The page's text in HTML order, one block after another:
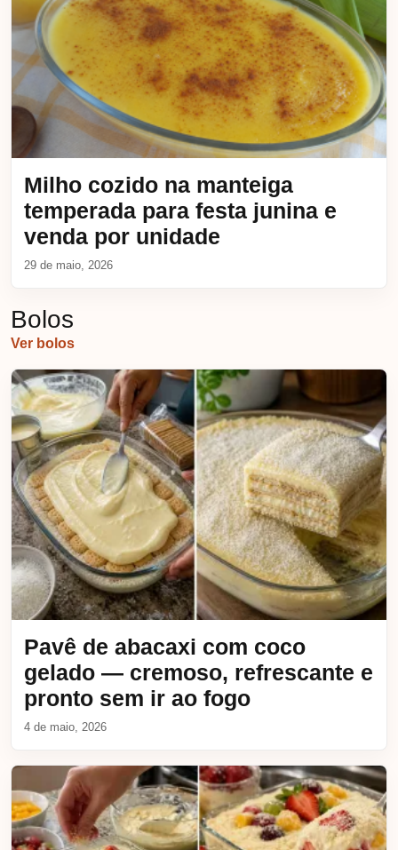
Milho cozido na manteiga
temperada para festa junina e
venda por unidade
29 de maio, 2026
Bolos
Ver bolos
Pavê de abacaxi com coco
gelado — cremoso, refrescante e
pronto sem ir ao fogo
4 de maio, 2026